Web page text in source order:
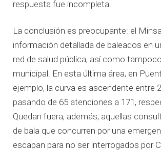
respuesta fue incompleta.
La conclusión es preocupante: el
información detallada de baleados en
red de salud pública, así como
municipal. En esta última área, en
ejemplo, la curva es ascendente entre
pasando de 65 atenciones a 171,
Quedan fuera, además, aquellas
de bala que concurren por una
escapan para no ser interrogados por